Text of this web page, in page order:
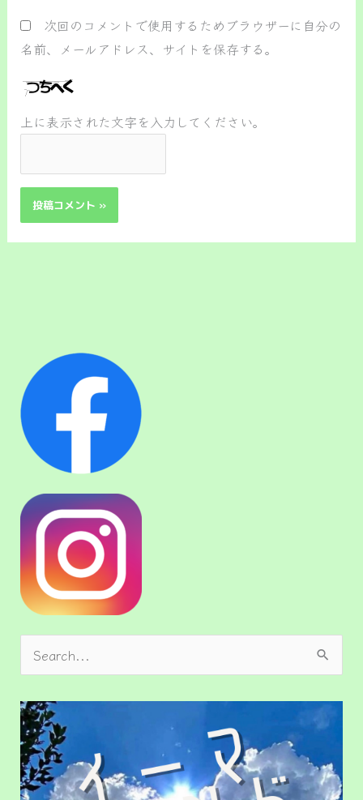
次回のコメントで使用するためブラウザーに自分の
名前、メールアドレス、サイトを保存する。
上に表示された文字を入力してください。
対
象
: